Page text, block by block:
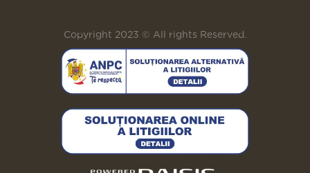
Copyright 2023 © All rights Reserved.